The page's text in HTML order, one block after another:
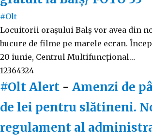
#Olt
Locuitorii orașului Balș vor avea din
bucure de filme pe marele ecran.
20 iunie, Centrul Multifuncțional…
12364324
#Olt Alert - Amenzi de
de lei pentru slătineni.
regulament al